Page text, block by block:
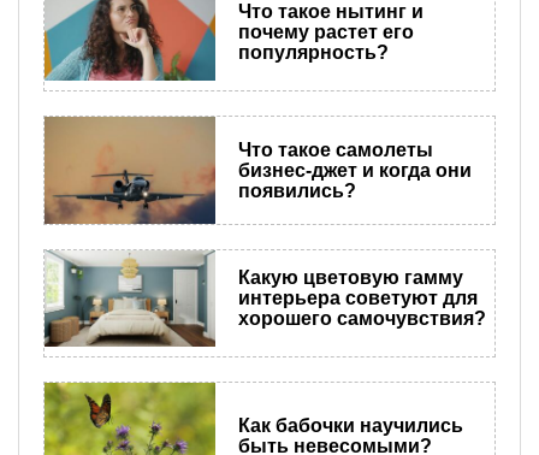
Что такое нытинг и
почему растет его
популярность?
Что такое самолеты
бизнес-джет и когда они
появились?
Какую цветовую гамму
интерьера советуют для
хорошего самочувствия?
Как бабочки научились
быть невесомыми?